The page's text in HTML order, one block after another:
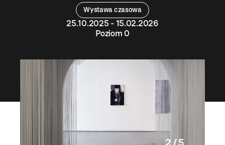
Wystawa czasowa
25.10.2025 - 15.02.2026
Poziom 0
2 / 5